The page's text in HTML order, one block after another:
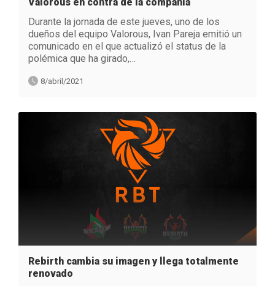
Durante la jornada de este jueves, uno de los
dueños del equipo Valorous, Ivan Pareja emitió un
comunicado en el que actualizó el status de la
polémica que ha girado,…
8/abril/2021
Rebirth cambia su imagen y llega totalmente
renovado